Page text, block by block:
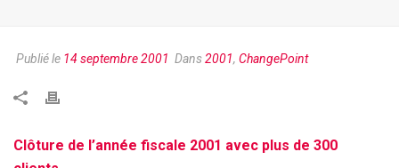
Publié le 14 septembre 2001 Dans2001, ChangePoint
Clôture de l’année fiscale 2001 avec plus de 300